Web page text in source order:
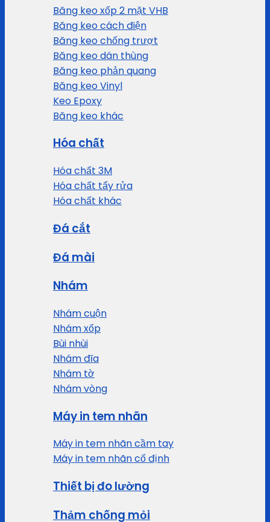
Băng keo xốp 2 mặt VHB
Băng keo cách điện
Băng keo chống trượt
Băng keo dán thùng
Băng keo phản quang
Băng keo Vinyl
Keo Epoxy
Băng keo khác
Hóa chất
Hóa chất 3M
Hóa chất tẩy rửa
Hóa chất khác
Đá cắt
Đá mài
Nhám
Nhám cuộn
Nhám xốp
Bùi nhùi
Nhám đĩa
Nhám tờ
Nhám vòng
Máy in tem nhãn
Máy in tem nhãn cầm tay
Máy in tem nhãn cố định
Thiết bị đo lường
Thảm chống mỏi